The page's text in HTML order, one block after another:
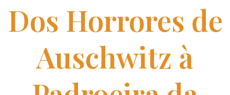
Dos Horrores de
Auschwitz à